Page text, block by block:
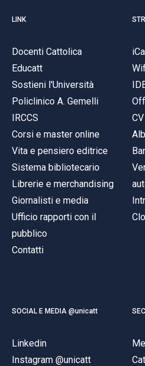
LINK
Docenti Cattolica
Educatt
Sostieni l'Università
Policlinico A. Gemelli
IRCCS
Corsi e master online
Vita e pensiero editrice
Sistema bibliotecario
Librerie e merchandising
Giornalisti e media
Ufficio rapporti con il
pubblico
Contatti
SOCIAL E MEDIA @unicatt
Linkedin
Instagram @unicatt